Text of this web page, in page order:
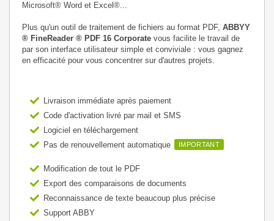
Microsoft® Word et Excel®...
Plus qu'un outil de traitement de fichiers au format PDF, ABBYY
® FineReader ® PDF 16 Corporate vous facilite le travail de
par son interface utilisateur simple et conviviale : vous gagnez
en efficacité pour vous concentrer sur d'autres projets.
Livraison immédiate après paiement
Code d'activation livré par mail et SMS
Logiciel en téléchargement
Pas de renouvellement automatique
IMPORTANT
Modification de tout le PDF
Export des comparaisons de documents
Reconnaissance de texte beaucoup plus précise
Support ABBY